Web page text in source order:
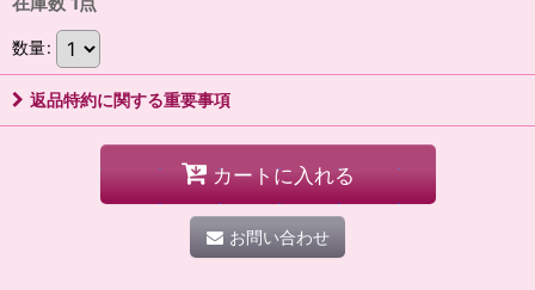
数量:
返品特約に関する重要事項
カートに入れる
お問い合わせ